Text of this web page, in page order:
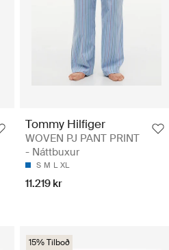
Tommy Hilfiger
WOVEN PJ PANT PRINT
- Náttbuxur
S M L XL
11.219 kr
15% Tilboð